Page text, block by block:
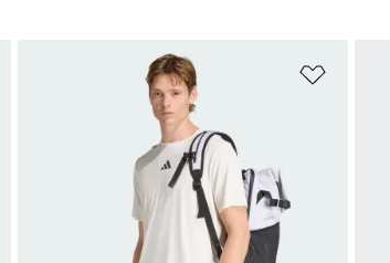
Ajouter à la Liste de produits favoris